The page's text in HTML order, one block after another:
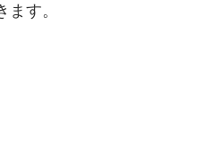
す。